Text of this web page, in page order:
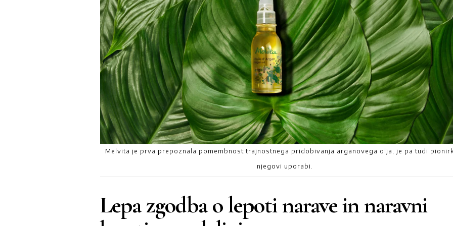
Melvita je prva prepoznala pomembnost trajnostnega pridobivanja arganovega olja, je pa tudi
njegovi uporabi.
Lepa zgodba o lepoti narave in naravni